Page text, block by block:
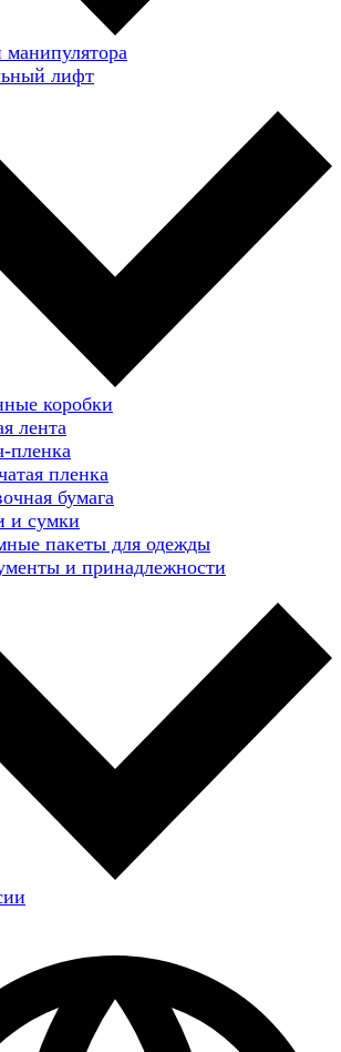
манипулятора
лифт
коробки
лента
пленка
пленка
бумага
сумки
пакеты для одежды
и принадлежности